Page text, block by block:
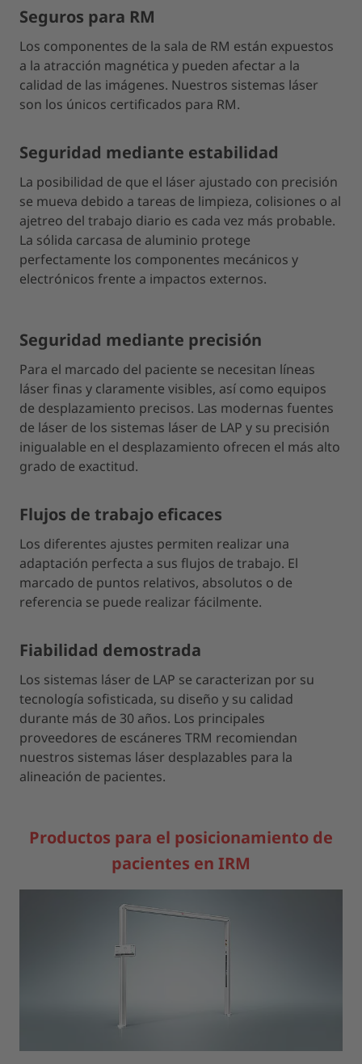
Seguros para RM
Los componentes de la sala de RM están expuestos
a la atracción magnética y pueden afectar a la
calidad de las imágenes. Nuestros sistemas láser
son los únicos certificados para RM.
Seguridad mediante estabilidad
La posibilidad de que el láser ajustado con precisión
se mueva debido a tareas de limpieza, colisiones o al
ajetreo del trabajo diario es cada vez más probable.
La sólida carcasa de aluminio protege
perfectamente los componentes mecánicos y
electrónicos frente a impactos externos.
Seguridad mediante precisión
Para el marcado del paciente se necesitan líneas
láser finas y claramente visibles, así como equipos
de desplazamiento precisos. Las modernas fuentes
de láser de los sistemas láser de LAP y su precisión
inigualable en el desplazamiento ofrecen el más alto
grado de exactitud.
Flujos de trabajo eficaces
Los diferentes ajustes permiten realizar una
adaptación perfecta a sus flujos de trabajo. El
marcado de puntos relativos, absolutos o de
referencia se puede realizar fácilmente.
Fiabilidad demostrada
Los sistemas láser de LAP se caracterizan por su
tecnología sofisticada, su diseño y su calidad
durante más de 30 años. Los principales
proveedores de escáneres TRM recomiendan
nuestros sistemas láser desplazables para la
alineación de pacientes.
Productos para el posicionamiento de
pacientes en IRM